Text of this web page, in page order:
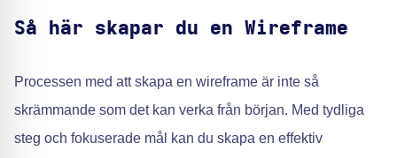
Så här skapar du en Wireframe
Processen med att skapa en wireframe är inte så
skrämmande som det kan verka från början. Med tydliga
steg och fokuserade mål kan du skapa en effektiv